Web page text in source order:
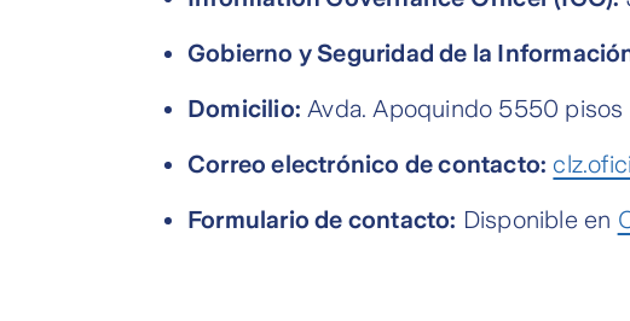
Gobierno y Seguridad de la
Domicilio: Avda. Apoquindo 5550 pisos
Correo electrónico de contacto:
Formulario de contacto: Disponible en